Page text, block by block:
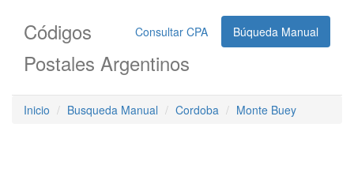
Consultar CPA Búqueda Manual
Códigos
Postales Argentinos
Inicio Busqueda Manual Cordoba Monte Buey